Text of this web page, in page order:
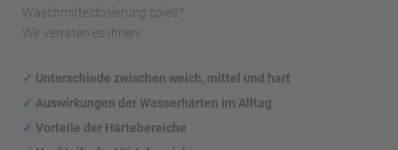
Waschmitteldosierung spielt?
Wir verraten es Ihnen!
✓ Unterschiede zwischen weich, mittel und hart
✓ Auswirkungen der Wasserhärten im Alltag
✓ Vorteile der Härtebereiche